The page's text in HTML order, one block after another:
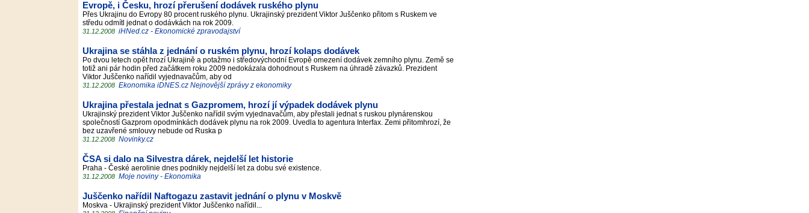
Evropě, i Česku, hrozí přerušení dodávek ruského plynu
Přes Ukrajinu do Evropy 80 procent ruského plynu. Ukrajinský prezident Viktor Juščenko přitom s Ruskem ve
středu odmítl jednat o dodávkách na rok 2009.
31.12.2008 iHNed.cz - Ekonomické zpravodajství
Ukrajina se stáhla z jednání o ruském plynu, hrozí kolaps dodávek
Po dvou letech opět hrozí Ukrajině a potažmo i středovýchodní Evropě omezení dodávek zemního plynu. Země se
totiž ani pár hodin před začátkem roku 2009 nedokázala dohodnout s Ruskem na úhradě závazků. Prezident
Viktor Juščenko nařídil vyjednavačům, aby od
31.12.2008 Ekonomika iDNES.cz Nejnovější zprávy z ekonomiky
Ukrajina přestala jednat s Gazpromem, hrozí jí výpadek dodávek plynu
Ukrajinský prezident Viktor Juščenko nařídil svým vyjednavačům, aby přestali jednat s ruskou plynárenskou
společností Gazprom opodmínkách dodávek plynu na rok 2009. Uvedla to agentura Interfax. Zemi přitomhrozí, že
bez uzavřené smlouvy nebude od Ruska p
31.12.2008 Novinky.cz
ČSA si dalo na Silvestra dárek, nejdelší let historie
Praha - České aerolinie dnes podnikly nejdelší let za dobu své existence.
31.12.2008 Moje noviny - Ekonomika
Juščenko nařídil Naftogazu zastavit jednání o plynu v Moskvě
Moskva - Ukrajinský prezident Viktor Juščenko nařídil...